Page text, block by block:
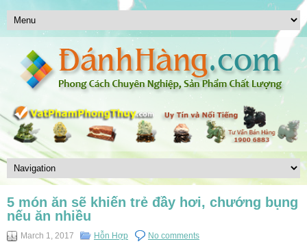
5 món ăn sẽ khiến trẻ đầy hơi, chướng bụng
nếu ăn nhiều
March 1, 2017 Hỗn Hợp No comments